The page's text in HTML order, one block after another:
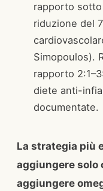
rapporto
riduzione del
Simopoulos).
rapporto
diete anti-
documentate.
La strategia più
aggiungere solo
aggiungere